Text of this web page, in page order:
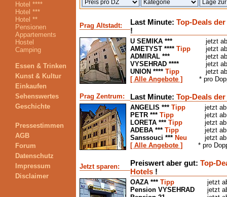
Hotel ****
Hotel ***
Hotel **
Pensionen
Appartements
Hostel
Camping
Essen & Trinken
Kunst & Kultur
Einkaufen
Sehenswertes
Geschichte
Pressestimmen
AGB
Forum
Datenschutz
Impressum
Disclaimer
Prag Altstadt: Last Minute: Top-Deals
!
U SEMIKA ***
AMETYST **** Tipp
ADMIRAL ***
VYSEHRAD ****
UNION **** Tipp
[ Alle Angebote ]
jetzt
jetzt
jetzt
jetzt
jetzt
* pro
Prag Zentrum: Last Minute: Top-Deals
ANGELIS *** Tipp
PETR *** Tipp
LORETA *** Tipp
ADEBA *** Tipp
Sanssouci *** Neu
[ Alle Angebote ]
jetzt
jetzt
jetzt
jetzt
jetzt
* pro
Jetzt sparen: Preiswert aber gut: Top-
Hotels !
OAZA *** Tipp
Pension VYSEHRAD
jetzt
jetzt